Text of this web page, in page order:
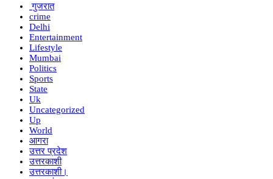
गुजरात
crime
Delhi
Entertainment
Lifestyle
Mumbai
Politics
Sports
State
Uk
Uncategorized
Up
World
आगरा
उत्तर प्रदेश
उत्तरकाशी
उत्तरकाशी।